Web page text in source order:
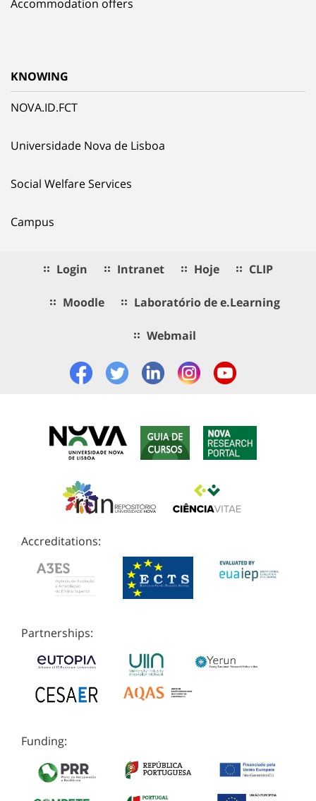
Accommodation offers
KNOWING
NOVA.ID.FCT
Universidade Nova de Lisboa
Social Welfare Services
Campus
Login Intranet Hoje CLIP
Moodle Laboratório de e.Learning
Webmail
Accreditations:
Partnerships:
Funding: